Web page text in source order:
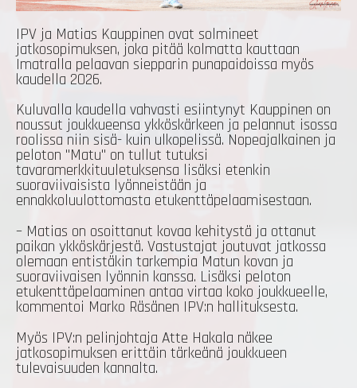
IPV ja Matias Kauppinen ovat solmineet
jatkosopimuksen, joka pitää kolmatta kauttaan
Imatralla pelaavan siepparin punapaidoissa myös
kaudella 2026.
Kuluvalla kaudella vahvasti esiintynyt Kauppinen on
noussut joukkueensa ykköskärkeen ja pelannut isossa
roolissa niin sisä- kuin ulkopelissä. Nopeajalkainen ja
peloton "Matu" on tullut tutuksi
tavaramerkkituuletuksensa lisäksi etenkin
suoraviivaisista lyönneistään ja
ennakkoluulottomasta etukenttäpelaamisestaan.
– Matias on osoittanut kovaa kehitystä ja ottanut
paikan ykköskärjestä. Vastustajat joutuvat jatkossa
olemaan entistäkin tarkempia Matun kovan ja
suoraviivaisen lyönnin kanssa. Lisäksi peloton
etukenttäpelaaminen antaa virtaa koko joukkueelle,
kommentoi Marko Räsänen IPV:n hallituksesta.
Myös IPV:n pelinjohtaja Atte Hakala näkee
jatkosopimuksen erittäin tärkeänä joukkueen
tulevaisuuden kannalta.